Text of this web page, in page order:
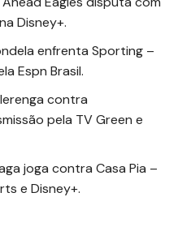
Disney+.
enfrenta Sporting –
Espn Brasil.
contra
pela TV Green e
joga contra Casa Pia –
e Disney+.